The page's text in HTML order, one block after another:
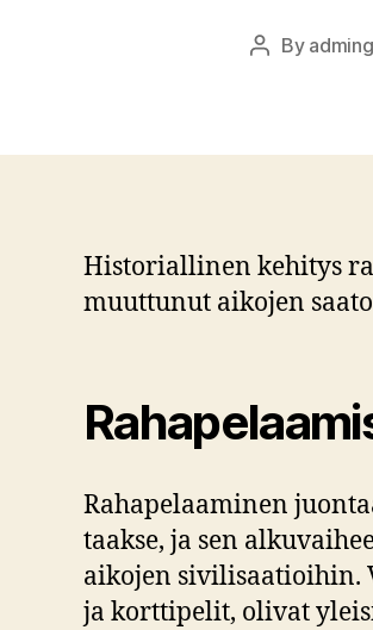
Post
By
Historiallinen kehitys
muuttunut aikojen
Rahapelaaminen
taakse, ja sen
aikojen sivilisaatioihin.
ja korttipelit, olivat